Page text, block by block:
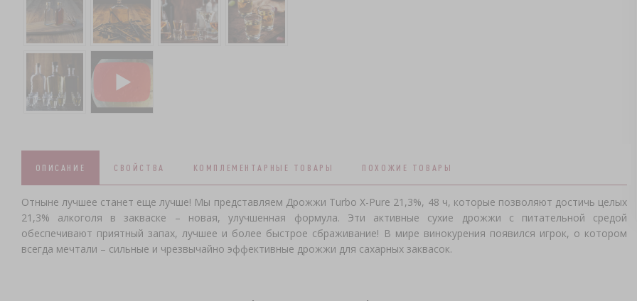
ОПИСАНИЕ СВОЙСТВА КОМПЛЕМЕНТАРНЫЕ ТОВАРЫ ПОХОЖИЕ ТОВАРЫ
Отныне лучшее станет еще лучше! Мы представляем Дрожжи Turbo X-Pure 21,3%, 48 ч, которые позволяют достичь целых
21,3% алкоголя в закваске – новая, улучшенная формула. Эти активные сухие дрожжи с питательной средой
обеспечивают приятный запах, лучшее и более быстрое сбраживание! В мире винокурения появился игрок, о котором
всегда мечтали – сильные и чрезвычайно эффективные дрожжи для сахарных заквасок.